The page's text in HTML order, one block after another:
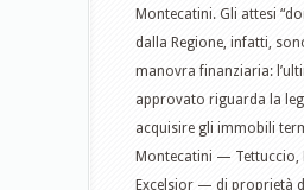
Montecatini. Gli attesi
dalla Regione, infatti,
manovra finanziaria:
approvato riguarda la
acquisire gli immobili
Montecatini — Tettuccio,
Excelsior — di proprietà